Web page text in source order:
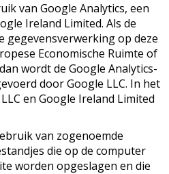
van Google Analytics, een
Ireland Limited. Als de
gegevensverwerking op deze
Economische Ruimte of
wordt de Google Analytics-
door Google LLC. In het
en Google Ireland Limited
van zogenoemde
die op de computer
worden opgeslagen en die